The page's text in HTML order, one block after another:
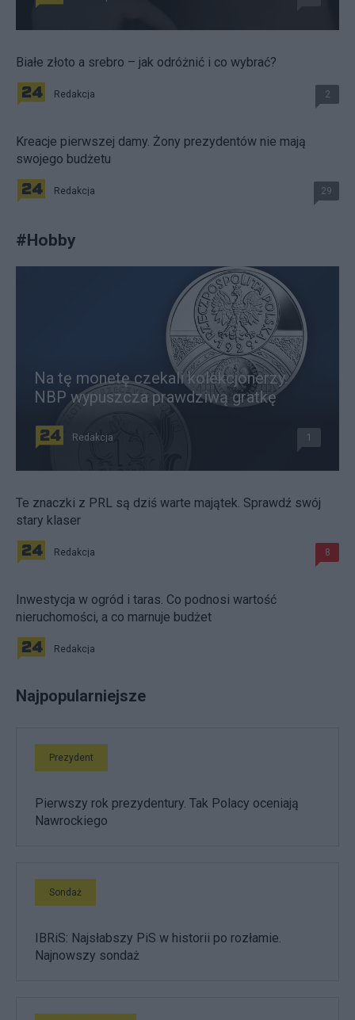
Białe złoto a srebro – jak odróżnić i co wybrać?
Redakcja 2
Kreacje pierwszej damy. Żony prezydentów nie mają
swojego budżetu
Redakcja 29
#Hobby
Na tę monetę czekali kolekcjonerzy.
NBP wypuszcza prawdziwą gratkę
Redakcja 1
Te znaczki z PRL są dziś warte majątek. Sprawdź swój
stary klaser
Redakcja 8
Inwestycja w ogród i taras. Co podnosi wartość
nieruchomości, a co marnuje budżet
Redakcja
Najpopularniejsze
Prezydent
Pierwszy rok prezydentury. Tak Polacy oceniają
Nawrockiego
Sondaż
IBRiS: Najsłabszy PiS w historii po rozłamie.
Najnowszy sondaż